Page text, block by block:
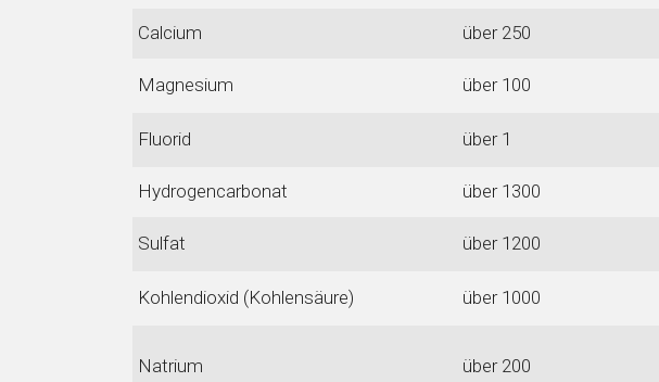
Calcium über 250
Magnesium über 100
Fluorid
über 1
Hydrogencarbonat
über 1300
Sulfat über 1200
Kohlendioxid (Kohlensäure)
über 1000
Natrium über 200